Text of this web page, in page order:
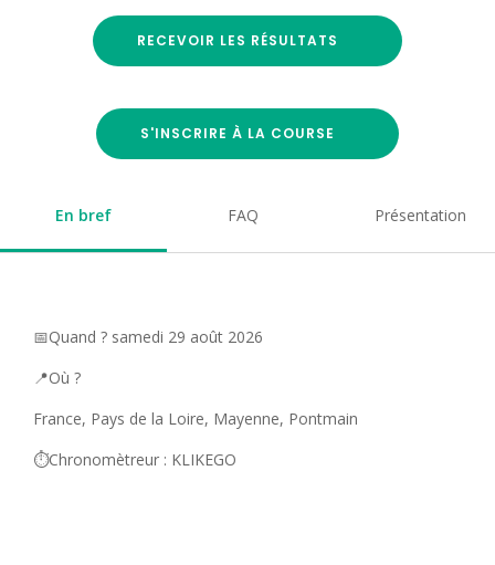
RECEVOIR LES RÉSULTATS
S'INSCRIRE À LA COURSE
En bref FAQ Présentation
📅Quand ? samedi 29 août 2026
📍Où ?
France, Pays de la Loire, Mayenne, Pontmain
⏱️Chronomètreur : KLIKEGO